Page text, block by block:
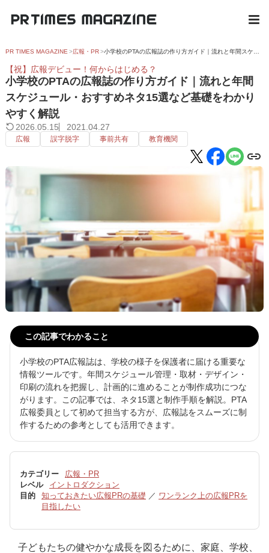
PR TIMES MAGAZINE 広報・PR
【祝】広報デビュー！何からはじめる？
小学校のPTAの広報誌の作り方ガイド｜流れと年間
スケジュール・おすすめネタ15選など基礎をわかり
やすく解説
2026.05.15 2021.04.27
広報 誤字脱字 事前共有 教育機関
この記事でわかること
小学校のPTA広報誌は、学校の様子を保護者に届ける重要な
情報ツールです。年間スケジュール管理・取材・デザイン・
印刷の流れを把握し、計画的に進めることが制作成功につな
がります。この記事では、ネタ15選と制作手順を解説。PTA
広報委員として初めて担当する方が、広報誌をスムーズに制
作するための参考としても活用できます。
カテゴリー
広報・PR
レベル
イントロダクション
目的
知っておきたい広報PRの基礎 ／ ワンランク上の広報PRを
目指したい
子どもたちの健やかな成長を図るために、家庭、学校、